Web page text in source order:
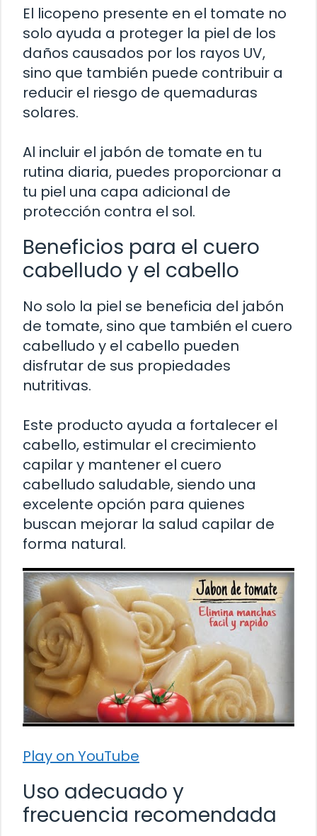
El licopeno presente en el tomate no
solo ayuda a proteger la piel de los
daños causados por los rayos UV,
sino que también puede contribuir a
reducir el riesgo de quemaduras
solares.
Al incluir el jabón de tomate en tu
rutina diaria, puedes proporcionar a
tu piel una capa adicional de
protección contra el sol.
Beneficios para el cuero
cabelludo y el cabello
No solo la piel se beneficia del jabón
de tomate, sino que también el cuero
cabelludo y el cabello pueden
disfrutar de sus propiedades
nutritivas.
Este producto ayuda a fortalecer el
cabello, estimular el crecimiento
capilar y mantener el cuero
cabelludo saludable, siendo una
excelente opción para quienes
buscan mejorar la salud capilar de
forma natural.
Play on YouTube
Uso adecuado y
frecuencia recomendada